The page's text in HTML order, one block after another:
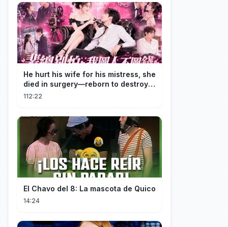
He hurt his wife for his mistress, she
died in surgery—reborn to destroy
him!
112:22
El Chavo del 8: La mascota de Quico
14:24